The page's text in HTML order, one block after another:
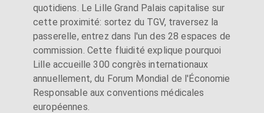
quotidiens. Le Lille Grand Palais capitalise sur
cette proximité: sortez du TGV, traversez la
passerelle, entrez dans l'un des 28 espaces de
commission. Cette fluidité explique pourquoi
Lille accueille 300 congrès internationaux
annuellement, du Forum Mondial de l'Économie
Responsable aux conventions médicales
européennes.